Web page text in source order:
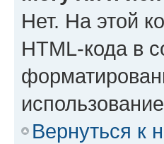
Нет. На этой
HTML-кода в
Вернуться к